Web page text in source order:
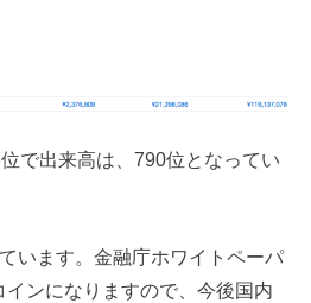
で出来高は、790位となってい
います。金融庁ホワイトペーパ
ンになりますので、今後国内